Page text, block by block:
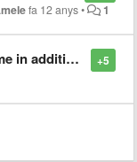
fa 12 anys• 1
+5
language